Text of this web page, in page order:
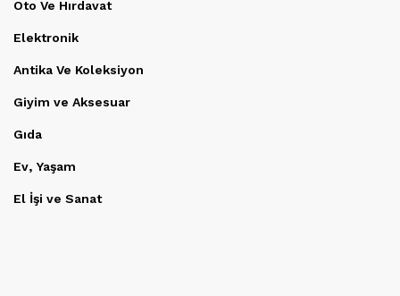
Oto Ve Hırdavat
Elektronik
Antika Ve Koleksiyon
Giyim ve Aksesuar
Gıda
Ev, Yaşam
El İşi ve Sanat